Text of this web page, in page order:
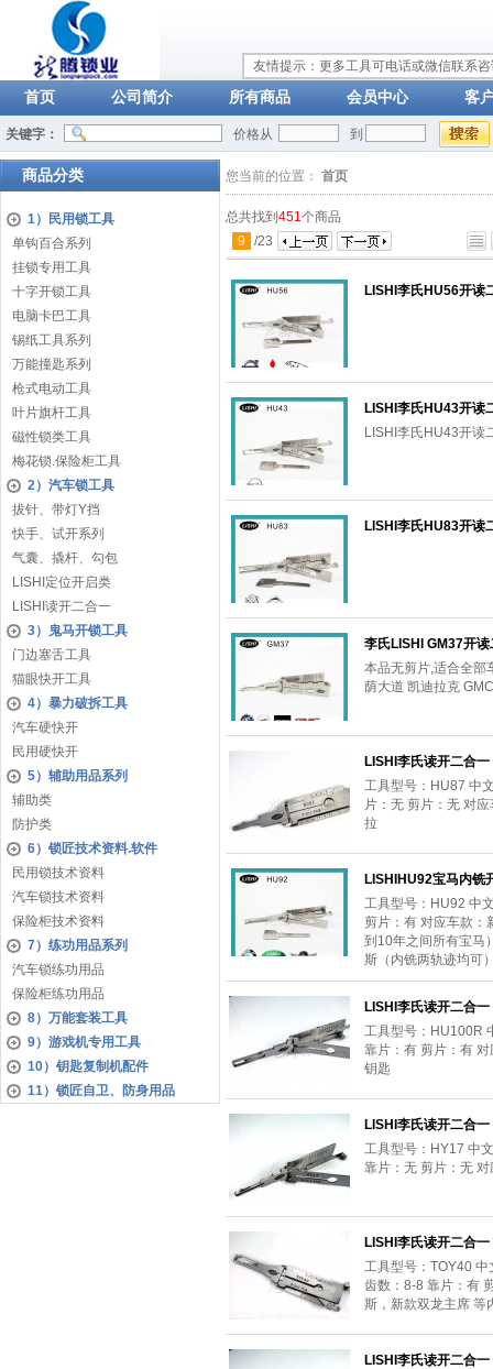
友情提示：更多工具可电话或微信联系
首页 公司简介 所有商品 会员中心 客
关键字： 价格从 到
商品分类
1）民用锁工具
单钩百合系列
挂锁专用工具
十字开锁工具
电脑卡巴工具
锡纸工具系列
万能撞匙系列
枪式电动工具
叶片旗杆工具
磁性锁类工具
梅花锁.保险柜工具
2）汽车锁工具
拔针、带灯Y挡
快手、试开系列
气囊、撬杆、勾包
LISHI定位开启类
LISHI读开二合一
3）鬼马开锁工具
门边塞舌工具
猫眼快开工具
4）暴力破拆工具
汽车硬快开
民用硬快开
5）辅助用品系列
辅助类
防护类
6）锁匠技术资料.软件
民用锁技术资料
汽车锁技术资料
保险柜技术资料
7）练功用品系列
汽车锁练功用品
保险柜练功用品
8）万能套装工具
9）游戏机专用工具
10）钥匙复制机配件
11）锁匠自卫、防身用品
您当前的位置： 首页
总共找到 451个商品
9 /23
LISHI李氏HU56开读
LISHI李氏HU43开读
LISHI李氏HU43开读
LISHI李氏HU83开读
李氏LISHI GM37开读
本品无剪片,适合全部
荫大道 凯迪拉克
LISHI李氏读开二合
工具型号：HU87 中
片：无 剪片：无 对
拉
LISHIHU92宝马内铣
工具型号：HU92 中
剪片：有 对应车款：
到10年之间所有宝马
斯（内铣两轨迹均可
LISHI李氏读开二合
工具型号：HU100R
靠片：有 剪片：有
钥匙
LISHI李氏读开二合
工具型号：HY17 中
靠片：无 剪片：无
LISHI李氏读开二合
工具型号：TOY40
齿数：8-8 靠片：有
斯，新款双龙主席 等
LISHI李氏读开二合一